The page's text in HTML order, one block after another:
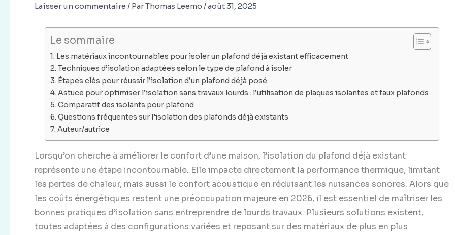
Laisser un commentaire / ParThomas Leemo /août 31, 2025
Le sommaire
Les matériaux incontournables pour isoler un plafond déjà existant efficacement
Techniques d’isolation adaptées selon le type de plafond à isoler
Étapes clés pour réussir l’isolation d’un plafond déjà posé
Astuce pour optimiser l’isolation sans travaux lourds : l’utilisation de plaques isolantes et faux plafonds
Comparatif des isolants pour plafond
Questions fréquentes sur l’isolation des plafonds déjà existants
Auteur/autrice
Lorsqu’on cherche à améliorer le confort d’une maison, l’isolation du plafond déjà existant
représente une étape incontournable. Elle impacte directement la performance thermique, limitant
les pertes de chaleur, mais aussi le confort acoustique en réduisant les nuisances sonores. Alors que
les coûts énergétiques restent une préoccupation majeure en 2026, il est essentiel de maîtriser les
bonnes pratiques d’isolation sans entreprendre de lourds travaux. Plusieurs solutions existent,
toutes adaptées à des configurations variées et reposant sur des matériaux de plus en plus